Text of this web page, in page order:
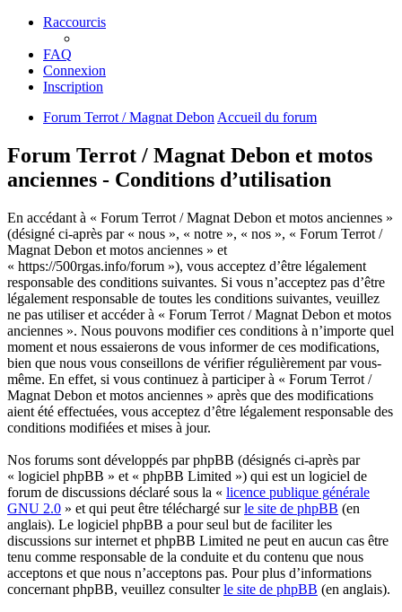
Raccourcis
FAQ
Connexion
Inscription
Forum Terrot / Magnat Debon Accueil du forum
Forum Terrot / Magnat Debon et motos
anciennes - Conditions d’utilisation
En accédant à « Forum Terrot / Magnat Debon et motos anciennes »
(désigné ci-après par « nous », « notre », « nos », « Forum Terrot /
Magnat Debon et motos anciennes » et
« https://500rgas.info/forum »), vous acceptez d’être légalement
responsable des conditions suivantes. Si vous n’acceptez pas d’être
légalement responsable de toutes les conditions suivantes, veuillez
ne pas utiliser et accéder à « Forum Terrot / Magnat Debon et motos
anciennes ». Nous pouvons modifier ces conditions à n’importe quel
moment et nous essaierons de vous informer de ces modifications,
bien que nous vous conseillons de vérifier régulièrement par vous-
même. En effet, si vous continuez à participer à « Forum Terrot /
Magnat Debon et motos anciennes » après que des modifications
aient été effectuées, vous acceptez d’être légalement responsable des
conditions modifiées et mises à jour.
Nos forums sont développés par phpBB (désignés ci-après par
« logiciel phpBB » et « phpBB Limited ») qui est un logiciel de
forum de discussions déclaré sous la « licence publique générale
GNU 2.0 » et qui peut être téléchargé surle site de phpBB (en
anglais). Le logiciel phpBB a pour seul but de faciliter les
discussions sur internet et phpBB Limited ne peut en aucun cas être
tenu comme responsable de la conduite et du contenu que nous
acceptons et que nous n’acceptons pas. Pour plus d’informations
concernant phpBB, veuillez consulterle site de phpBB (en anglais).